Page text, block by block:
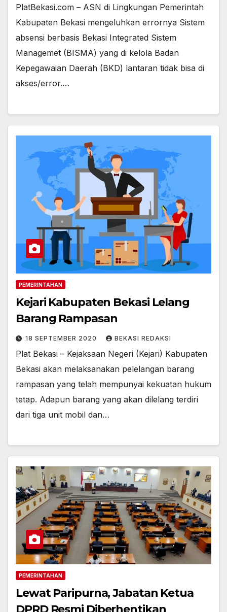
PlatBekasi.com – ASN di Lingkungan Pemerintah
Kabupaten Bekasi mengeluhkan errornya Sistem
absensi berbasis Bekasi Integrated Sistem
Managemet (BISMA) yang di kelola Badan
Kepegawaian Daerah (BKD) lantaran tidak bisa di
akses/error.…
PEMERINTAHAN
Kejari Kabupaten Bekasi Lelang
Barang Rampasan
18 SEPTEMBER 2020 BEKASI REDAKSI
Plat Bekasi – Kejaksaan Negeri (Kejari) Kabupaten
Bekasi akan melaksanakan pelelangan barang
rampasan yang telah mempunyai kekuatan hukum
tetap. Adapun barang yang akan dilelang terdiri
dari tiga unit mobil dan…
PEMERINTAHAN
Lewat Paripurna, Jabatan Ketua